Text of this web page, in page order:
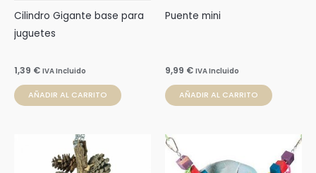
Cilindro Gigante base para
juguetes
1,39 € IVA Incluido
AÑADIR AL CARRITO
Puente mini
9,99 € IVA Incluido
AÑADIR AL CARRITO